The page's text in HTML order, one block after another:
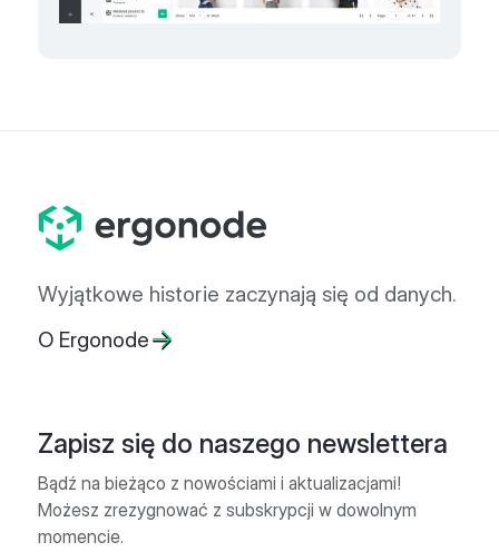
Wyjątkowe historie zaczynają się od danych.
O Ergonode
Zapisz się do naszego newslettera
Bądź na bieżąco z nowościami i aktualizacjami!
Możesz zrezygnować z subskrypcji w dowolnym
momencie.